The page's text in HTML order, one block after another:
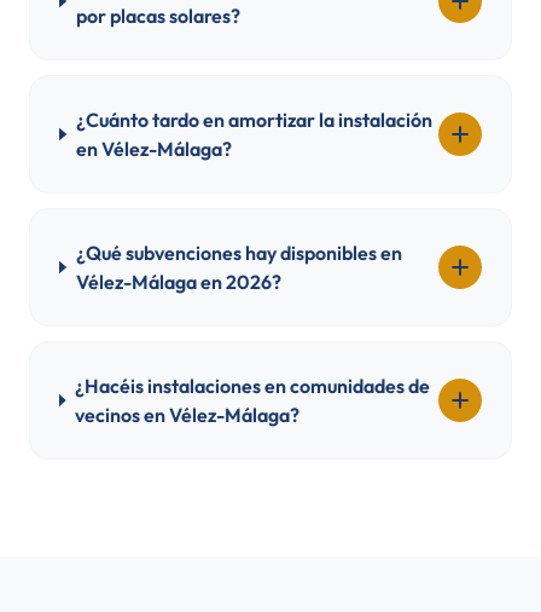
por placas solares?
¿Cuánto tardo en amortizar la instalación
en Vélez-Málaga?
¿Qué subvenciones hay disponibles en
Vélez-Málaga en 2026?
¿Hacéis instalaciones en comunidades de
vecinos en Vélez-Málaga?